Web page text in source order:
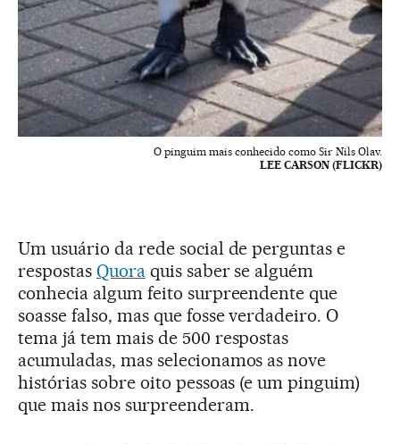
O pinguim mais conhecido como Sir Nils Olav.
LEE CARSON (FLICKR)
Um usuário da rede social de perguntas e
respostas Quoraquis saber se alguém
conhecia algum feito surpreendente que
soasse falso, mas que fosse verdadeiro. O
tema já tem mais de 500 respostas
acumuladas, mas selecionamos as nove
histórias sobre oito pessoas (e um pinguim)
que mais nos surpreenderam.